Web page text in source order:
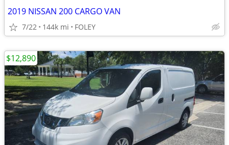
2019 NISSAN 200 CARGO VAN
7/22 144k mi FOLEY
$12,890